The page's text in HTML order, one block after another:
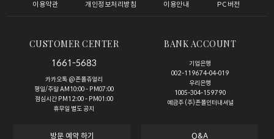
이용약관 개인정보처리방침 이용안내 PC버전
CUSTOMER CENTER
1661-5683
카카오톡 @존폴쥬얼리
평일/주말 AM10:00 - PM07:00
점심시간 PM12:00 - PM01:00
휴무일 별도 공지
BANK ACCOUNT
기업은행
002-119674-04-019
우리은행
1005-304-159790
예금주 (주)존폴인터내셔널
방문 예약 하기 Q&A